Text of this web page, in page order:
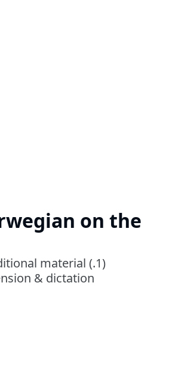
on the
material (.1)
& dictation